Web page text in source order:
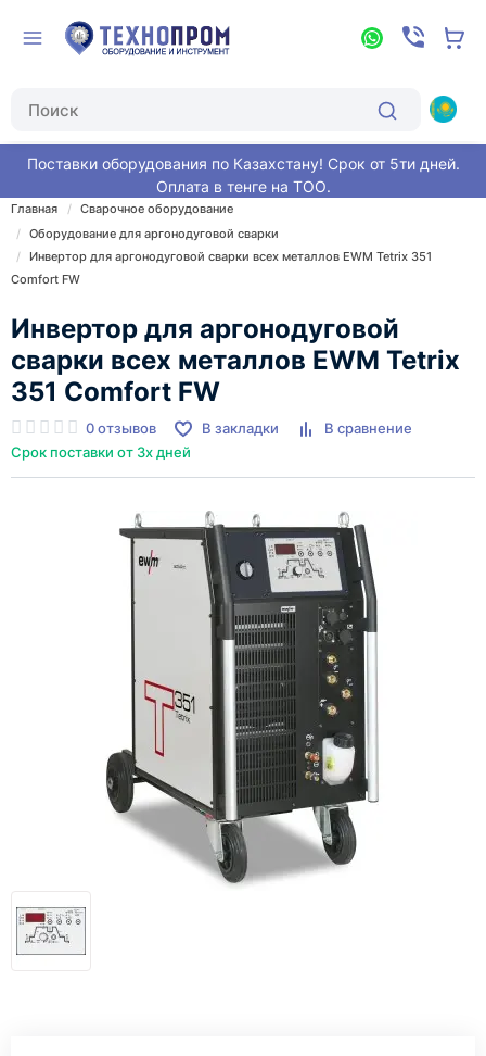
Поставки оборудования по Казахстану! Срок от 5ти дней.
Оплата в тенге на ТОО.
Главная
Сварочное оборудование
Оборудование для аргонодуговой сварки
Инвертор для аргонодуговой сварки всех металлов EWM Tetrix 351
Comfort FW
Инвертор для аргонодуговой
сварки всех металлов EWM Tetrix
351 Comfort FW
0 отзывов В закладки
В сравнение
Срок поставки от 3х дней